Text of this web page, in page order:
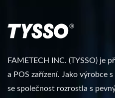
FAMETECH INC. (TYSSO) je
a POS zařízení. Jako výrobce
se společnost rozrostla s